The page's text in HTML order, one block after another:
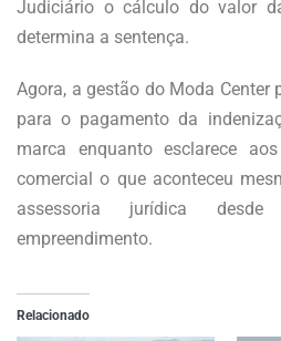
Judiciário o cálculo do valor
determina a sentença.
Agora, a gestão do Moda Center
para o pagamento da
marca enquanto esclarece
comercial o que aconteceu
assessoria jurídica
empreendimento.
Relacionado